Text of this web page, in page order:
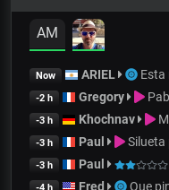
AM
Now ARIEL Esta
-2 h Gregory
-3 h Khochnav
-3 h Paul Silueta
-3 h Paul
Fred Que